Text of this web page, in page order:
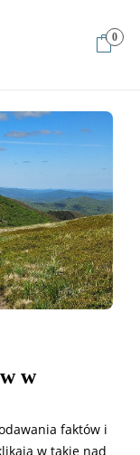
0
w
faktów i
w takie nad